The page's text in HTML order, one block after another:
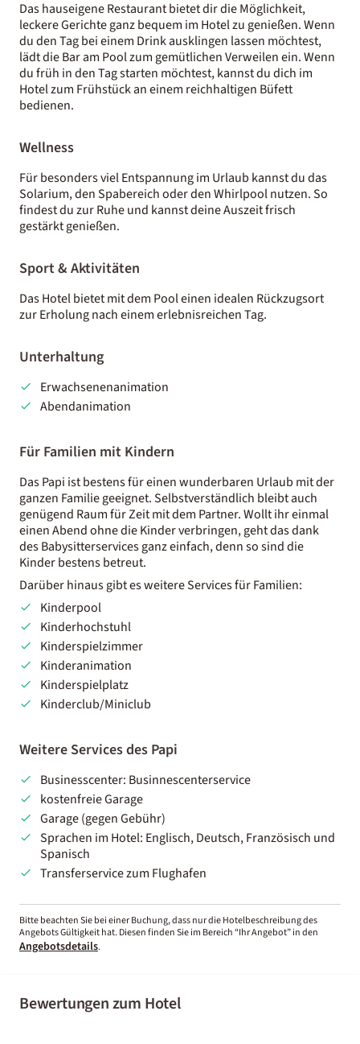
Das hauseigene Restaurant bietet dir die Möglichkeit,
leckere Gerichte ganz bequem im Hotel zu genießen. Wenn
du den Tag bei einem Drink ausklingen lassen möchtest,
lädt die Bar am Pool zum gemütlichen Verweilen ein. Wenn
du früh in den Tag starten möchtest, kannst du dich im
Hotel zum Frühstück an einem reichhaltigen Büfett
bedienen.
Wellness
Für besonders viel Entspannung im Urlaub kannst du das
Solarium, den Spabereich oder den Whirlpool nutzen. So
findest du zur Ruhe und kannst deine Auszeit frisch
gestärkt genießen.
Sport & Aktivitäten
Das Hotel bietet mit dem Pool einen idealen Rückzugsort
zur Erholung nach einem erlebnisreichen Tag.
Unterhaltung
Erwachsenenanimation
Abendanimation
Für Familien mit Kindern
Das Papi ist bestens für einen wunderbaren Urlaub mit der
ganzen Familie geeignet. Selbstverständlich bleibt auch
genügend Raum für Zeit mit dem Partner. Wollt ihr einmal
einen Abend ohne die Kinder verbringen, geht das dank
des Babysitterservices ganz einfach, denn so sind die
Kinder bestens betreut.
Darüber hinaus gibt es weitere Services für Familien:
Kinderpool
Kinderhochstuhl
Kinderspielzimmer
Kinderanimation
Kinderspielplatz
Kinderclub/Miniclub
Weitere Services des Papi
Businesscenter: Businnescenterservice
kostenfreie Garage
Garage (gegen Gebühr)
Sprachen im Hotel: Englisch, Deutsch, Französisch und
Spanisch
Transferservice zum Flughafen
Bitte beachten Sie bei einer Buchung, dass nur die Hotelbeschreibung des
Angebots Gültigkeit hat. Diesen finden Sie im Bereich “Ihr Angebot” in den
Angebotsdetails.
Bewertungen zum Hotel